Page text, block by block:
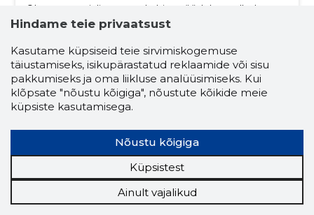
Oleme spetsialiseerunud ehitustöödele, sealhulgas
hoonete ehitamisele, infrastruktuuri arendamisele ja
logistikateenustele, tagades mitmesugused
ehitusteenused protsessi algusest lõpuni.
ehitusplatside ettevalmistus
ehitusplatside ettevalmistus
ehitusplatside koristamine
hoone ehitustööd
ehitustööde planeerimine
ehitustööde juhtimine
Hindame teie privaatsust
Kasutame küpsiseid teie sirvimiskogemuse
täiustamiseks, isikupärastatud reklaamide või sisu
pakkumiseks ja oma liikluse analüüsimiseks. Kui
klõpsate "nõustu kõigiga", nõustute kõikide meie
küpsiste kasutamisega.
Nõustu kõigiga
Küpsistest
Ainult vajalikud